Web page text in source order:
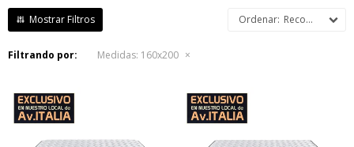
Recomendados
Filtrando por: Medidas: 160x200
Una combinación de
espumas firmes y